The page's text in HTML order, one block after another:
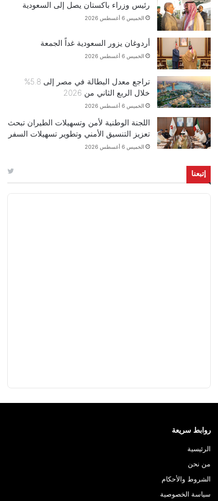
رئيس وزراء باكستان يصل إلى السعودية
الخميس 6 أغسطس 2026
أردوغان يزور السعودية غداً الجمعة
الخميس 6 أغسطس 2026
تراجع معدل البطالة في مصر إلى 5.8%
خلال الربع الثاني من 2026
الخميس 6 أغسطس 2026
اللجنة الوطنية لأمن وتسهيلات الطيران تبحث
تعزيز التنسيق الأمني وتطوير تسهيلات السفر
الخميس 6 أغسطس 2026
إتبعنا
روابط سريعة
الرئيسية
من نحن
الشروط والأحكام
سياسة الخصوصية